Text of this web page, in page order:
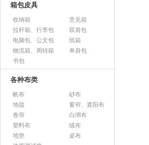
箱包皮具
收纳箱
意见箱
拉杆箱、行李包
双肩包
电脑包、公文包
纸箱
物流箱、周转箱
单肩包
书包
各种布类
帆布
砂布
地毯
窗帘、遮阳布
卷帘
白绸布
塑料布
绒布
地垫
桌布